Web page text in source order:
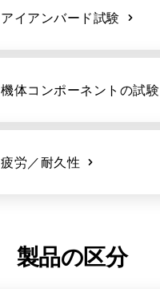
アイアンバード試験
機体コンポーネントの試験
疲労／耐久性
製品の区分